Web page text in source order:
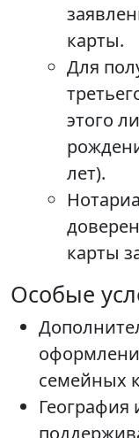
карты.
Для
этого
лет).
карты
Особые
семейных
География